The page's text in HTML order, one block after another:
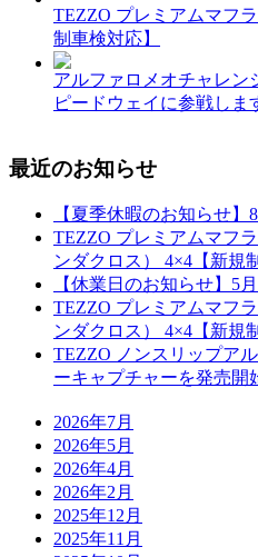
TEZZO プレミアムマフ
制車検対応】
アルファロメオチャレ
ピードウェイに参戦しま
最近のお知らせ
【夏季休暇のお知らせ】
TEZZO プレミアムマフ
ンダクロス） 4×4【新規
【休業日のお知らせ】5
TEZZO プレミアムマフ
ンダクロス） 4×4【新規
TEZZO ノンスリップア
ーキャプチャーを発売開
2026年7月
2026年5月
2026年4月
2026年2月
2025年12月
2025年11月